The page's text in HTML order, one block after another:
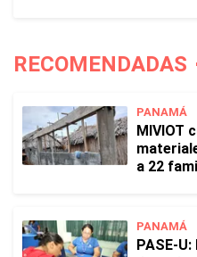
RECOMENDADAS
PANAMÁ
MIVIOT
a 22
PANAMÁ
PASE-